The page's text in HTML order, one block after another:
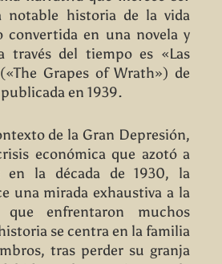
notable historia de la vida
convertida en una novela y
través del tiempo es «Las
Grapes of Wrath») de
en 1939.
de la Gran Depresión,
económica que azotó a
en la década de 1930, la
una mirada exhaustiva a la
enfrentaron muchos
se centra en la familia
tras perder su granja